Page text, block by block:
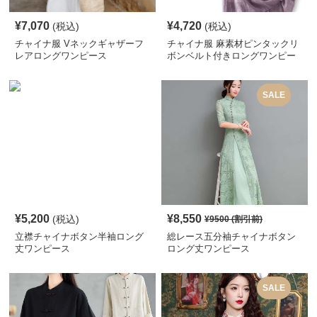
¥7,070 (税込)
チャイナ服 Vネックギャザーフ
レアロングワンピース
¥4,720 (税込)
チャイナ服 麻素材ピンタックリ
ボンベルト付きロングワンピー
¥5,200 (税込)
立襟チャイナボタン半袖ロング
丈ワンピース
SALE
¥8,550 ¥9500(割引前)
総レース五分袖チャイナボタン
ロング丈ワンピース
SALE